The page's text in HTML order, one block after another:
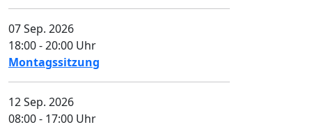
07 Sep. 2026
18:00-20:00 Uhr
Montagssitzung
12 Sep. 2026
08:00- 17:00 Uhr